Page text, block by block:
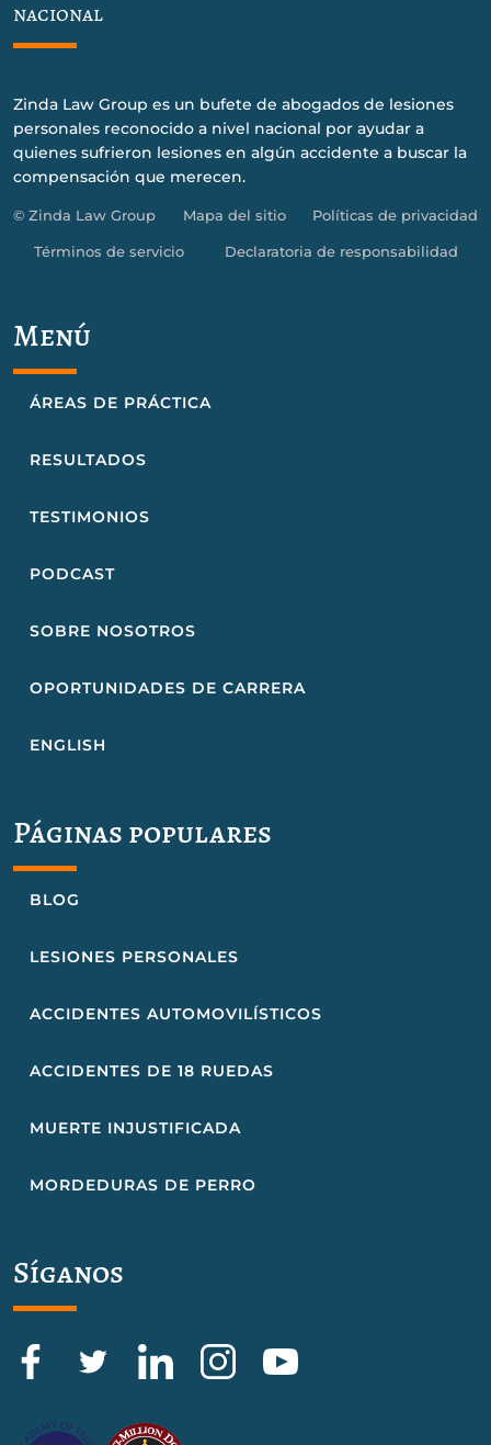
nacional
Zinda Law Group es un bufete de abogados de lesiones
personales reconocido a nivel nacional por ayudar a
quienes sufrieron lesiones en algún accidente a buscar la
compensación que merecen.
© Zinda Law Group Mapa del sitio Políticas de privacidad
Términos de servicio Declaratoria de responsabilidad
Menú
ÁREAS DE PRÁCTICA
RESULTADOS
TESTIMONIOS
PODCAST
SOBRE NOSOTROS
OPORTUNIDADES DE CARRERA
ENGLISH
Páginas populares
BLOG
LESIONES PERSONALES
ACCIDENTES AUTOMOVILÍSTICOS
ACCIDENTES DE 18 RUEDAS
MUERTE INJUSTIFICADA
MORDEDURAS DE PERRO
Síganos